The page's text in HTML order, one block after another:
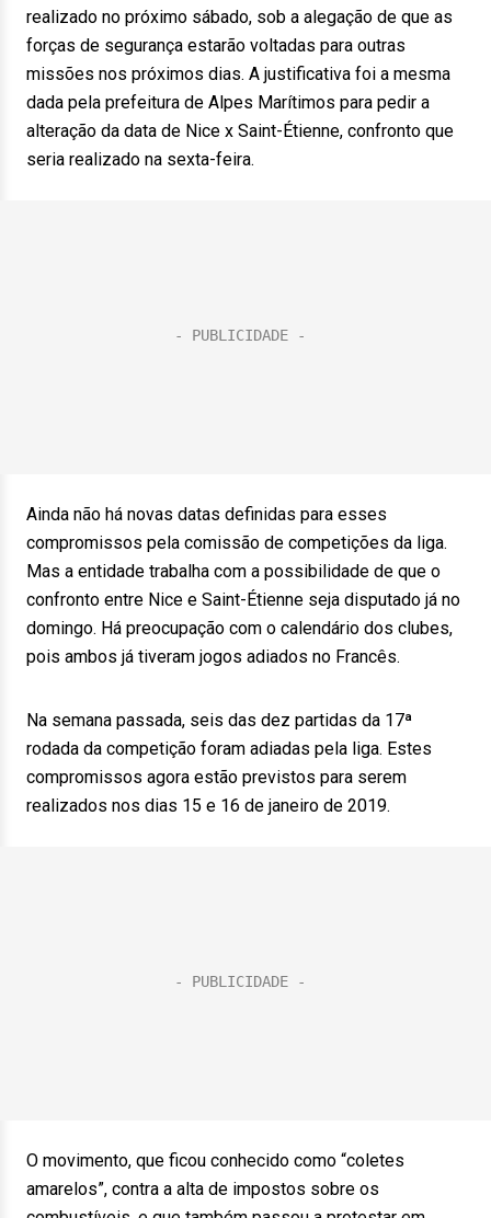
realizado no próximo sábado, sob a alegação de que as
forças de segurança estarão voltadas para outras
missões nos próximos dias. A justificativa foi a mesma
dada pela prefeitura de Alpes Marítimos para pedir a
alteração da data de Nice x Saint-Étienne, confronto que
seria realizado na sexta-feira.
Ainda não há novas datas definidas para esses
compromissos pela comissão de competições da liga.
Mas a entidade trabalha com a possibilidade de que o
confronto entre Nice e Saint-Étienne seja disputado já no
domingo. Há preocupação com o calendário dos clubes,
pois ambos já tiveram jogos adiados no Francês.
Na semana passada, seis das dez partidas da 17ª
rodada da competição foram adiadas pela liga. Estes
compromissos agora estão previstos para serem
realizados nos dias 15 e 16 de janeiro de 2019.
O movimento, que ficou conhecido como “coletes
amarelos”, contra a alta de impostos sobre os